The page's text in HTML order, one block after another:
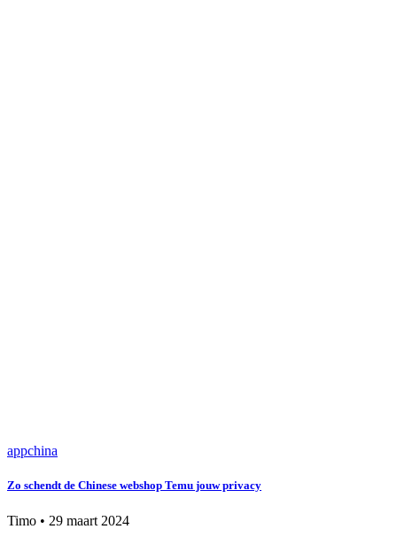
appchina
Zo schendt de Chinese webshop Temu jouw privacy
Timo • 29 maart 2024